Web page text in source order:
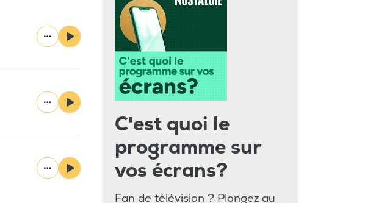
C'est quoi le
programme sur
vos écrans?
Fan de télévision ? Plongez au